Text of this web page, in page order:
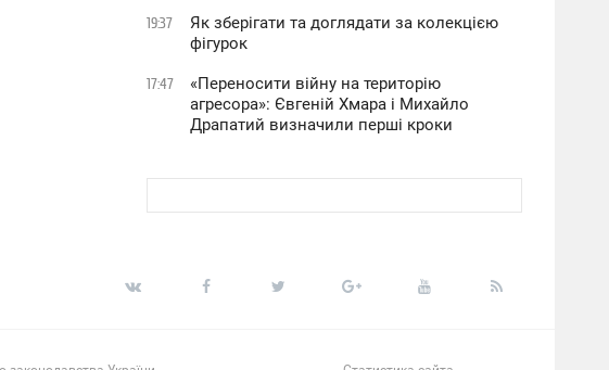
19:37
Як зберігати та доглядати за колекцією
фігурок
17:47
«Переносити війну на територію
агресора»: Євгеній Хмара і Михайло
Драпатий визначили перші кроки